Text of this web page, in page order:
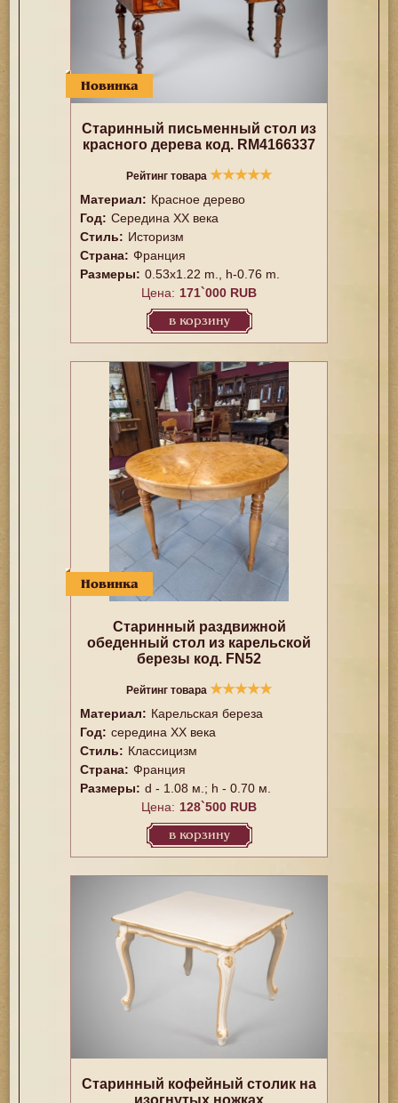
Новинка
Старинный письменный стол из
красного дерева код. RM4166337
Рейтинг товара ★★★★★
Материал: Красное дерево
Год: Середина XX векa
Стиль: Историзм
Страна: Франция
Размеры: 0.53x1.22 m., h-0.76 m.
Цена: 171`000 RUB
в корзину
Новинка
Старинный раздвижной
обеденный стол из карельской
березы код. FN52
Рейтинг товара ★★★★★
Материал: Карельская береза
Год: cередина ХХ века
Стиль: Классицизм
Страна: Франция
Размеры: d - 1.08 м.; h - 0.70 м.
Цена: 128`500 RUB
в корзину
Старинный кофейный столик на